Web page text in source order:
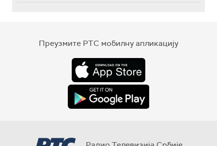
Преузмите РТС мобилну апликацију